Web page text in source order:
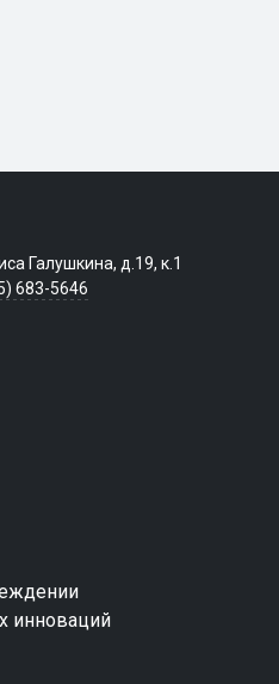
Галушкина, д.19, к.1
683-5646
инноваций